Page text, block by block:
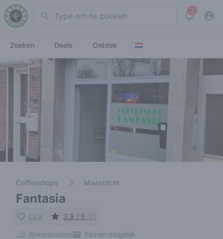
Search 2
View
Zoeken Deals Ontdek
Coffeeshops Maastricht
Fantasia
Like 3.9 / 5 (7)
Rokersruimte
Pinnen mogelijk